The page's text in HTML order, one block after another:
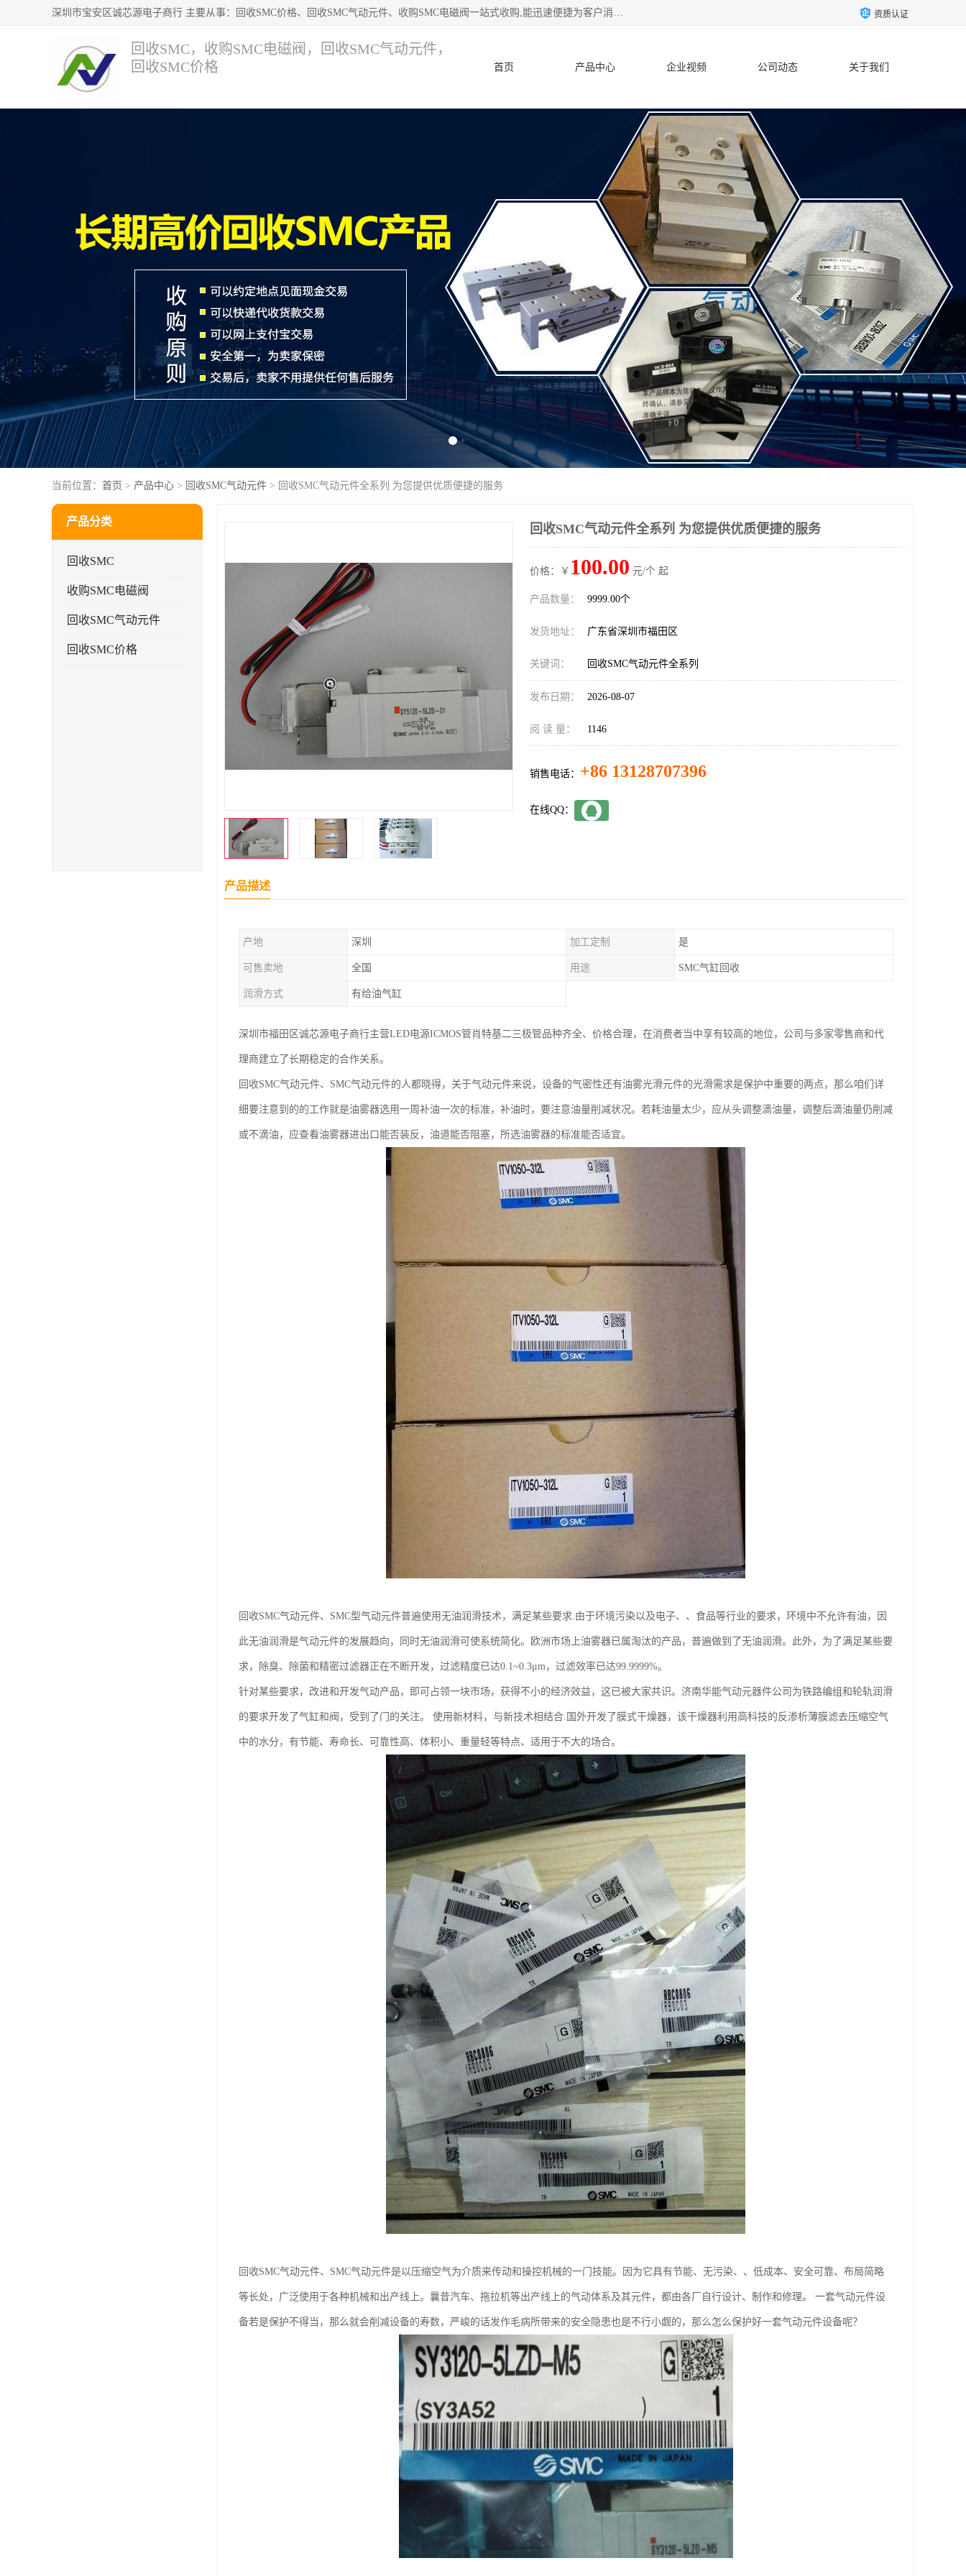
深圳市宝安区诚芯源电子商行 主要从事：回收SMC价格、回收SMC气动元件、收购SMC电磁阀一站式收购,能迅速便捷为客户消化库存、减少仓储、回笼资金，我们交易灵活方便，现金支付，价格优势合理，在业务方面赢得广大客户的一致好评 热情欢迎有库存需要处理的客户 请尽快联系我们 资质认证
回收SMC，收购SMC电磁阀，回收SMC气动元件，
回收SMC价格
首页 产品中心 企业视频 公司动态 关于我们
当前位置： 首页 > 产品中心 > 回收SMC气动元件 > 回收SMC气动元件全系列 为您提供优质便捷的服务
产品分类
回收SMC
收购SMC电磁阀
回收SMC气动元件
回收SMC价格
回收SMC气动元件全系列 为您提供优质便捷的服务
价格：￥ 100.00 元/个 起
产品数量： 9999.00个
发货地址： 广东省深圳市福田区
关键词： 回收SMC气动元件全系列
发布日期： 2026-08-07
阅 读 量： 1146
销售电话： +86 13128707396
在线QQ：
产品描述
产地 深圳 加工定制 是
可售卖地 全国 用途 SMC气缸回收
润滑方式 有给油气缸
深圳市福田区诚芯源电子商行主营LED电源ICMOS管肖特基二三极管品种齐全、价格合理，在消费者当中享有较高的地位，公司与多家零售商和代
理商建立了长期稳定的合作关系。
回收SMC气动元件、SMC气动元件的人都晓得，关于气动元件来说，设备的气密性还有油雾光滑元件的光滑需求是保护中重要的两点，那么咱们详
细要注意到的的工作就是油雾器选用一周补油一次的标准，补油时，要注意油量削减状况。若耗油量太少，应从头调整滴油量，调整后滴油量仍削减
或不滴油，应查看油雾器进出口能否装反，油道能否阻塞，所选油雾器的标准能否适宜。
回收SMC气动元件、SMC型气动元件普遍使用无油润滑技术，满足某些要求.由于环境污染以及电子、、食品等行业的要求，环境中不允许有油，因
此无油润滑是气动元件的发展趋向，同时无油润滑可使系统简化。欧洲市场上油雾器已属淘汰的产品，普遍做到了无油润滑。此外，为了满足某些要
求，除臭、除菌和精密过滤器正在不断开发，过滤精度已达0.1~0.3μm，过滤效率已达99.9999%。
针对某些要求，改进和开发气动产品，即可占领一块市场，获得不小的经济效益，这已被大家共识。济南华能气动元器件公司为铁路编组和轮轨润滑
的要求开发了气缸和阀，受到了门的关注。 使用新材料，与新技术相结合.国外开发了膜式干燥器，该干燥器利用高科技的反渗析薄膜滤去压缩空气
中的水分，有节能、寿命长、可靠性高、体积小、重量轻等特点、适用于不大的场合。
回收SMC气动元件、SMC气动元件是以压缩空气为介质来传动和操控机械的一门技能。因为它具有节能、无污染、、低成本、安全可靠、布局简略
等长处，广泛使用于各种机械和出产线上。曩昔汽车、拖拉机等出产线上的气动体系及其元件，都由各厂自行设计、制作和修理。 一套气动元件设
备若是保护不得当，那么就会削减设备的寿数，严峻的话发作毛病所带来的安全隐患也是不行小觑的，那么怎么保护好一套气动元件设备呢？